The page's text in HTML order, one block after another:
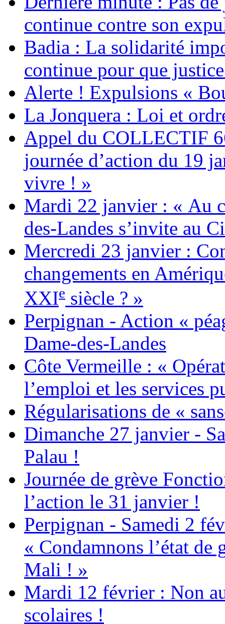
continue contre son
Badia : La solidarité
continue pour que
Alerte ! Expulsions «
La Jonquera : Loi et
Appel du COLLECTIF
journée d’action du 19
vivre ! »
Mardi 22 janvier : « Au
des-Landes s’invite au
Mercredi 23 janvier :
changements en
XXIe siècle ? »
Perpignan - Action «
Dame-des-Landes
Côte Vermeille : «
l’emploi et les services
Régularisations de «
Dimanche 27 janvier -
Palau !
Journée de grève
l’action le 31 janvier !
Perpignan - Samedi 2
« Condamnons l’état de
Mali ! »
Mardi 12 février : Non
scolaires !